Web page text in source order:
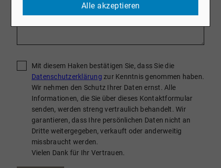
Mit diesem Haken bestätigen Sie, dass Sie die
Datenschutzerklärung zur Kenntnis genommen haben.
Wir nehmen den Schutz Ihrer Daten ernst. Alle
Informationen, die Sie über dieses Kontaktformular
senden, werden streng vertraulich behandelt. Wir
garantieren, dass Ihre persönlichen Daten nicht an
Dritte weitergegeben, verkauft oder anderweitig
missbraucht werden.
Vielen Dank für Ihr Vertrauen.
Alle akzeptieren